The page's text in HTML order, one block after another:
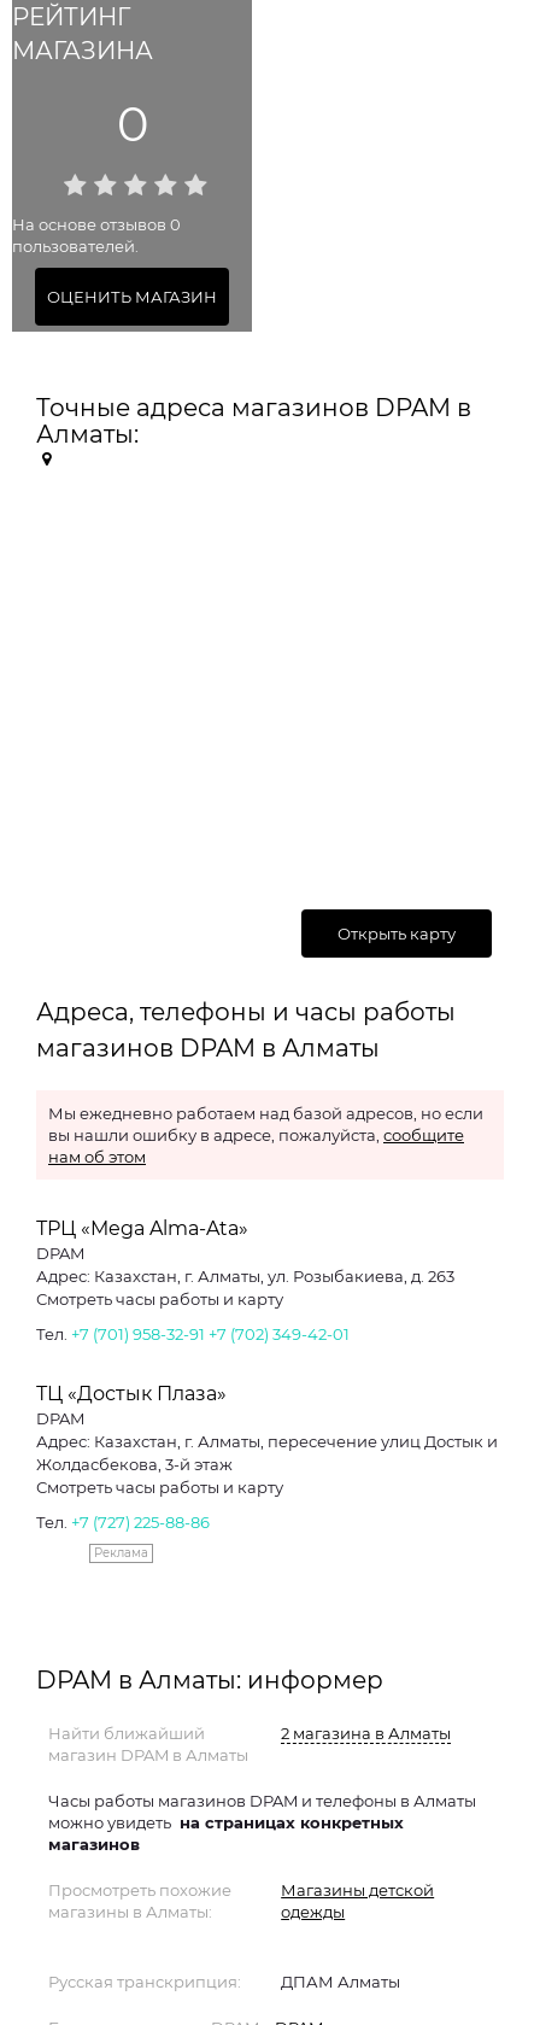
РЕЙТИНГ
МАГАЗИНА
0
На основе отзывов 0
пользователей.
ОЦЕНИТЬ МАГАЗИН
Точные адреса магазинов DPAM в
Алматы:
Открыть карту
Адреса, телефоны и часы работы
магазинов DPAM в Алматы
Мы ежедневно работаем над базой адресов, но если
вы нашли ошибку в адресе, пожалуйста, сообщите
нам об этом
ТРЦ «Mega Alma-Ata»
DPAM
Адрес: Казахстан, г. Алматы, ул. Розыбакиева, д. 263
Смотреть часы работы и карту
Тел. +7 (701) 958-32-91 +7 (702) 349-42-01
ТЦ «Достык Плаза»
DPAM
Адрес: Казахстан, г. Алматы, пересечение улиц Достык и
Жолдасбекова, 3-й этаж
Смотреть часы работы и карту
Тел. +7 (727) 225-88-86
Реклама
DPAM в Алматы: информер
Найти ближайший
магазин DPAM в Алматы
2 магазина в Алматы
Часы работы магазинов DPAM и телефоны в Алматы
можно увидеть на страницах конкретных
магазинов
Просмотреть похожие
магазины в Алматы:
Магазины детской
одежды
Русская транскрипция: ДПАМ Алматы